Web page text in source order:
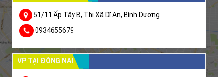
51/11 Ấp Tây B, Thị Xã Dĩ An, Bình Dương
0934655679
VP TẠI ĐỒNG NAI